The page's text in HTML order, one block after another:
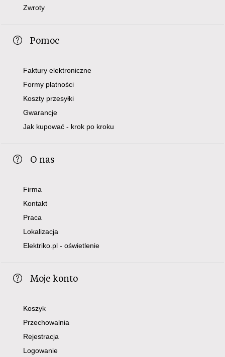
Zwroty
Pomoc
Faktury elektroniczne
Formy płatności
Koszty przesyłki
Gwarancje
Jak kupować - krok po kroku
O nas
Firma
Kontakt
Praca
Lokalizacja
Elektriko.pl - oświetlenie
Moje konto
Koszyk
Przechowalnia
Rejestracja
Logowanie